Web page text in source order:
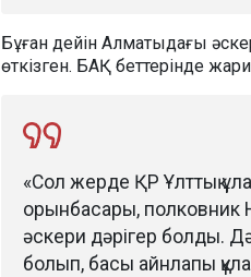
Бұған дейін Алматыдағы
өткізген. БАҚ беттерінде
«Сол жерде ҚР Ұлттық
орынбасары, полковник
әскери дәрігер болды.
болып, басы айнлапы